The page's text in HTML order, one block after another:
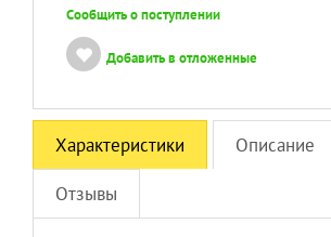
Сообщить о поступлении
Добавить в отложенные
Характеристики Описание
Отзывы